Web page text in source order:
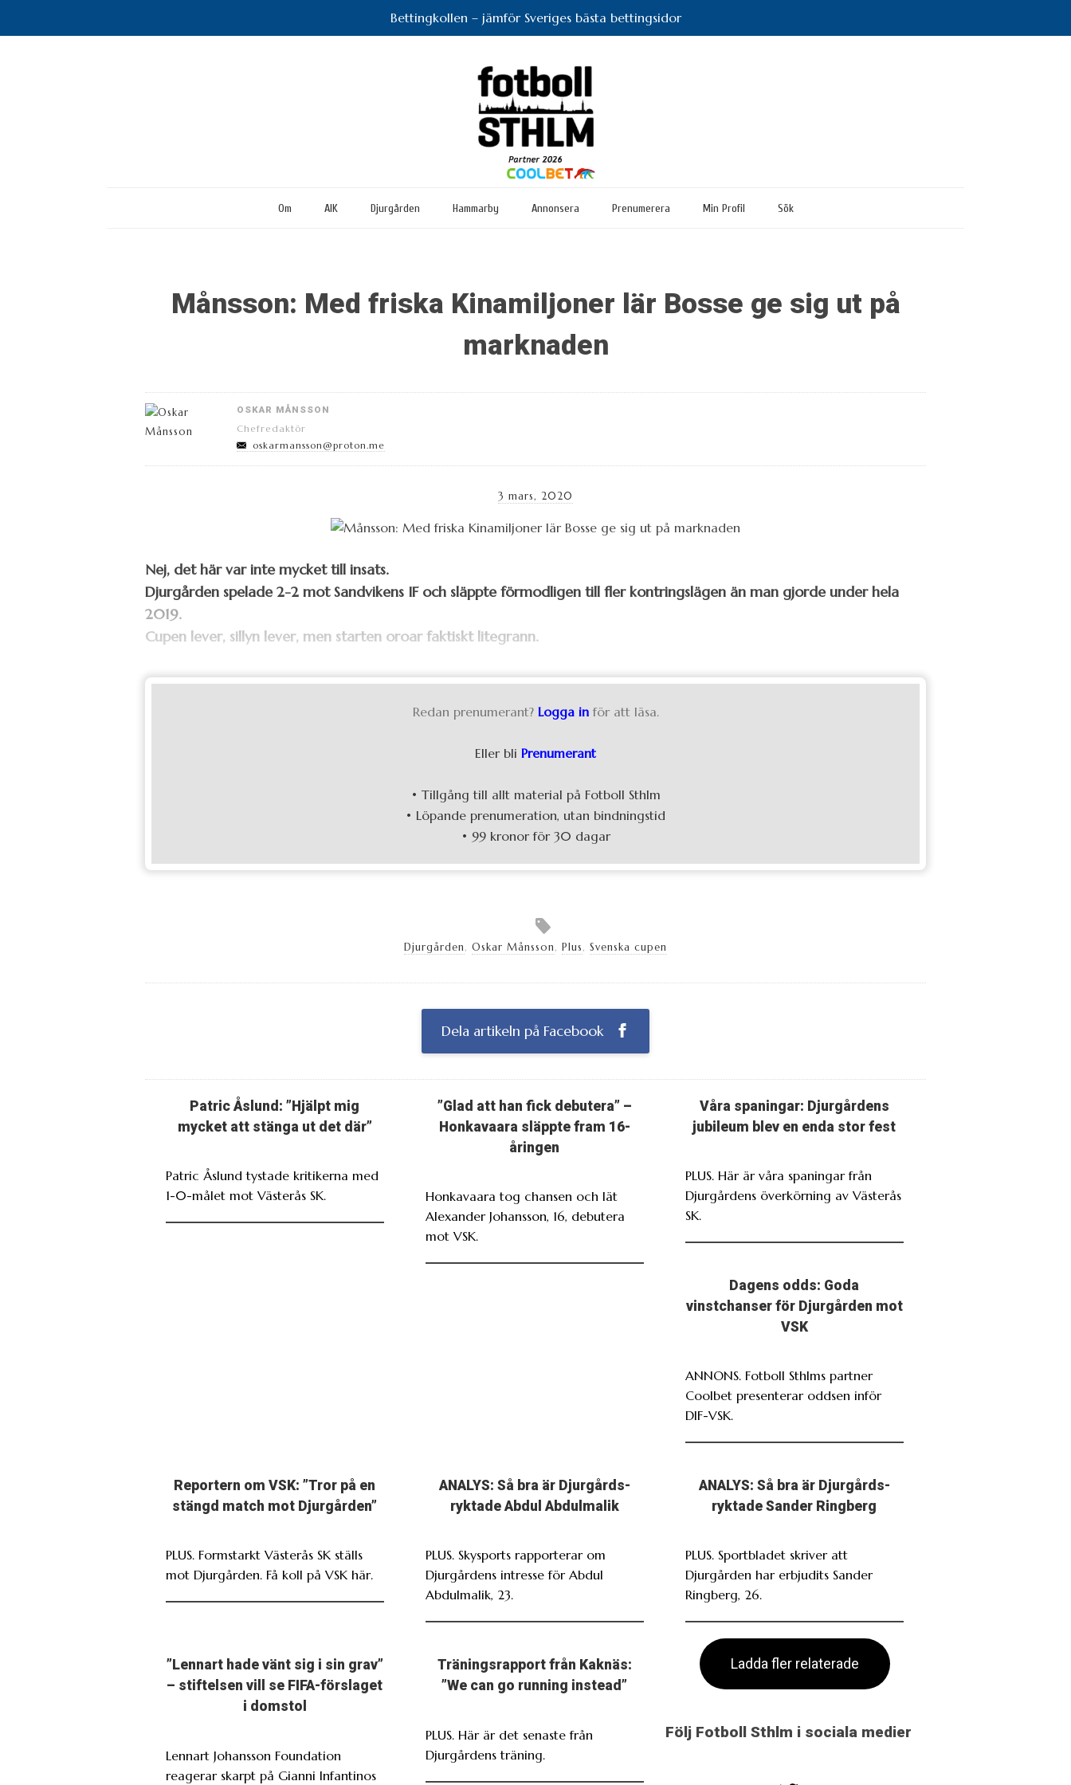
Bettingkollen – jämför Sveriges bästa bettingsidor
Om AIK Djurgården Hammarby Annonsera Prenumerera Min Profil Sök
Månsson: Med friska Kinamiljoner lär Bosse ge sig ut på
marknaden
OSKAR MÅNSSON
Chefredaktör
oskarmansson@proton.me
3 mars, 2020
Nej, det här var inte mycket till insats.
Djurgården spelade 2-2 mot Sandvikens IF och släppte förmodligen till fler kontringslägen än man gjorde under hela
2019.
Cupen lever, sillyn lever, men starten oroar faktiskt litegrann.
Redan prenumerant? Logga in för att läsa.
Eller bli Prenumerant
• Tillgång till allt material på Fotboll Sthlm
• Löpande prenumeration, utan bindningstid
• 99 kronor för 30 dagar
Djurgården, Oskar Månsson, Plus, Svenska cupen
Dela artikeln på Facebook
Patric Åslund: ”Hjälpt mig
mycket att stänga ut det där”
Patric Åslund tystade kritikerna med
1-0-målet mot Västerås SK.
”Glad att han fick debutera” –
Honkavaara släppte fram 16-
åringen
Honkavaara tog chansen och lät
Alexander Johansson, 16, debutera
mot VSK.
Våra spaningar: Djurgårdens
jubileum blev en enda stor fest
PLUS. Här är våra spaningar från
Djurgårdens överkörning av Västerås
SK.
Dagens odds: Goda
vinstchanser för Djurgården mot
VSK
ANNONS. Fotboll Sthlms partner
Coolbet presenterar oddsen inför
DIF-VSK.
Reportern om VSK: ”Tror på en
stängd match mot Djurgården”
PLUS. Formstarkt Västerås SK ställs
mot Djurgården. Få koll på VSK här.
ANALYS: Så bra är Djurgårds-
ryktade Abdul Abdulmalik
PLUS. Skysports rapporterar om
Djurgårdens intresse för Abdul
Abdulmalik, 23.
ANALYS: Så bra är Djurgårds-
ryktade Sander Ringberg
PLUS. Sportbladet skriver att
Djurgården har erbjudits Sander
Ringberg, 26.
”Lennart hade vänt sig i sin grav”
– stiftelsen vill se FIFA-förslaget
i domstol
Lennart Johansson Foundation
reagerar skarpt på Gianni Infantinos
Träningsrapport från Kaknäs:
”We can go running instead”
PLUS. Här är det senaste från
Djurgårdens träning.
Ladda fler relaterade
Följ Fotboll Sthlm i sociala medier